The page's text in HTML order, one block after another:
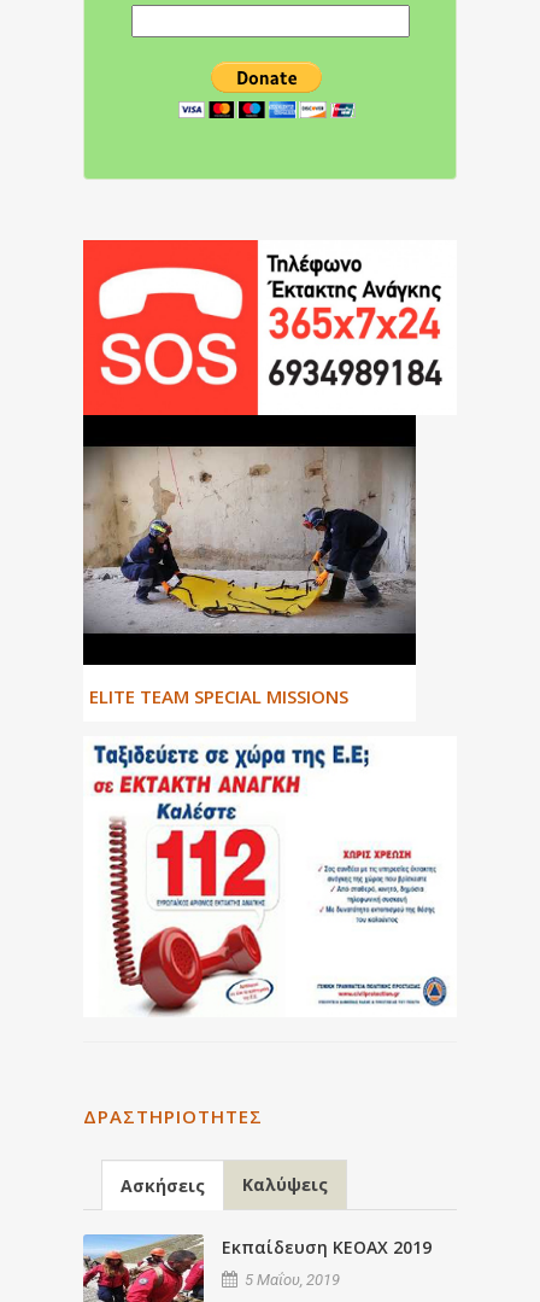
ΕLITE TEAM SPECIAL MISSIONS
ΔΡΑΣΤΗΡΙΌΤΗΤΕΣ
Ασκήσεις Καλύψεις
Εκπαίδευση ΚΕΟΑΧ 2019
5 Μαΐου, 2019